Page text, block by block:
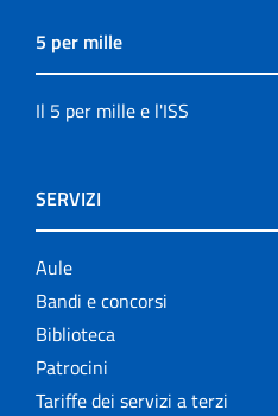
5 per mille
Il 5 per mille e l'ISS
SERVIZI
Aule
Bandi e concorsi
Biblioteca
Patrocini
Tariffe dei servizi a terzi